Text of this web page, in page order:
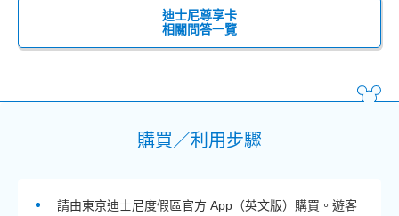
迪士尼尊享卡
相關問答一覽
購買／利用步驟
請由東京迪士尼度假區官方 App（英文版）購買。遊客